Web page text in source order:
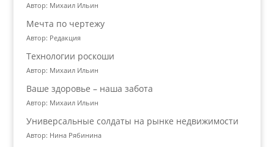
Автор: Михаил Ильин
Мечта по чертежу
Автор: Редакция
Технологии роскоши
Автор: Михаил Ильин
Ваше здоровье – наша забота
Автор: Михаил Ильин
Универсальные солдаты на рынке недвижимости
Автор: Нина Рябинина